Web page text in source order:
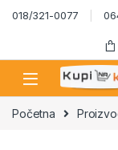
Skip to navigation
Skip to content
018/321-0077
Početna